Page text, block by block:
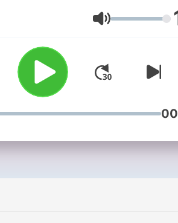
komórkowych. Wielu ludzi
spędza dziś dużo czasu
dojeżdżając do pracy lub
szkoły. Te codziennie
powtarzające się chwile
dobrze wykorzystać.
Jezuici, idąc za
zaproponowali serie około
Glasnoća